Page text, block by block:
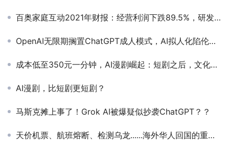
百奥家庭互动2021年财报：经营利润下跌89.5%，研发开支增长62.7%
OpenAI无限期搁置ChatGPT成人模式，AI拟人化陷伦理困境
成本低至350元一分钟，AI漫剧崛起：短剧之后，文化出海的新方向？
AI漫剧，比短剧更短剧？
马斯克摊上事了！Grok AI被爆疑似抄袭ChatGPT？？
天价机票、航班熔断、检测乌龙......海外华人回国的重重难关